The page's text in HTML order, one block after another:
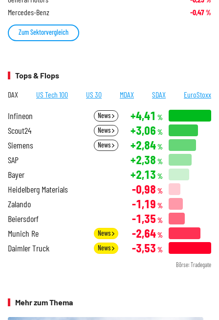
Mercedes-Benz -0,47%
Zum Sektorvergleich
Tops & Flops
DAX US Tech 100 US 30 MDAX SDAX EuroStoxx
Infineon News +4,41 %
Scout24 News +3,06 %
Siemens News +2,84%
SAP +2,38 %
Bayer +2,13 %
Heidelberg Materials -0,98 %
Zalando -1,19 %
Beiersdorf -1,35 %
Munich Re News -2,64%
Daimler Truck News -3,53 %
Börse: Tradegate
Mehr zum Thema